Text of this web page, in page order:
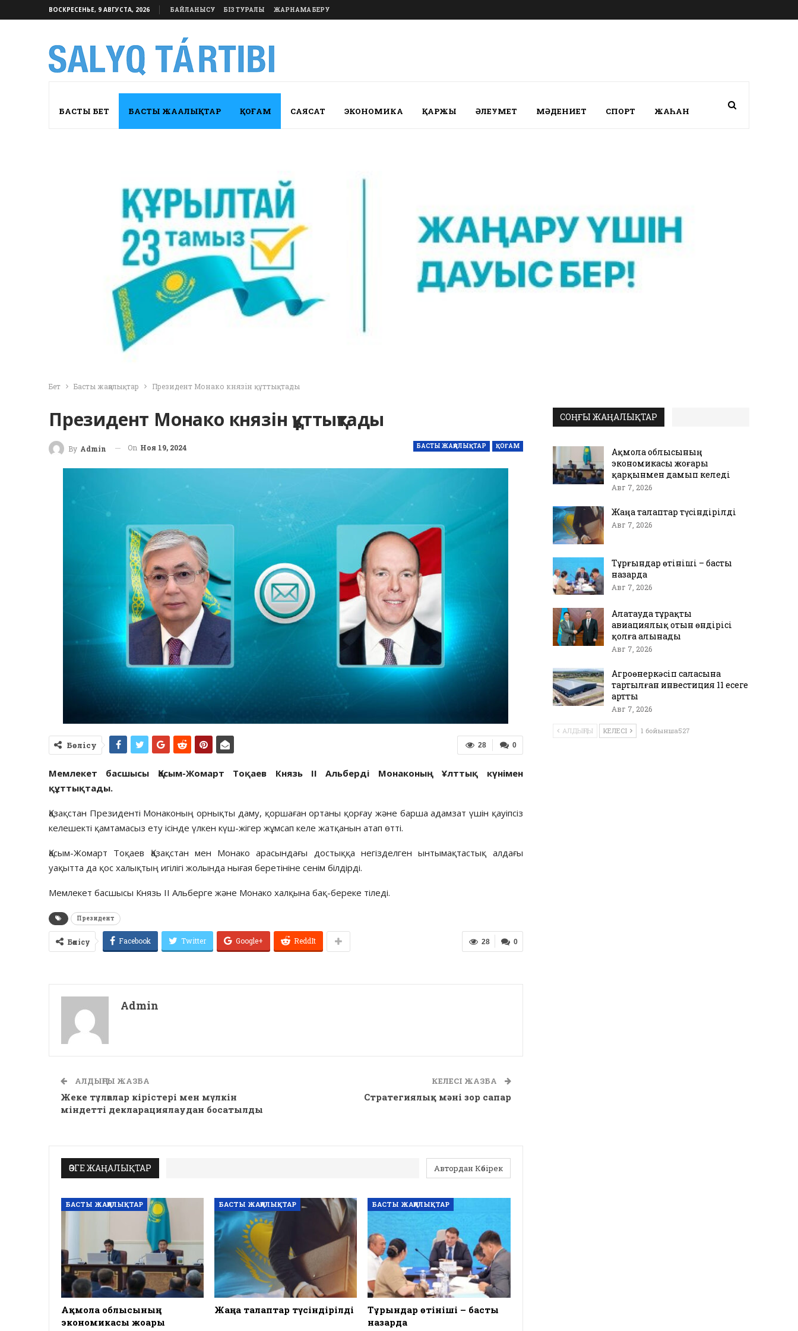
ВОСКРЕСЕНЬЕ, 9 АВГУСТА, 2026 БАЙЛАНЫСУ БІЗ ТУРАЛЫ ЖАРНАМА БЕРУ
БАСТЫ БЕТ БАСТЫ ЖАҢАЛЫҚТАР ҚОҒАМ САЯСАТ ЭКОНОМИКА ҚАРЖЫ ӘЛЕУМЕТ МӘДЕНИЕТ СПОРТ ЖАҺАН
Бет Басты жаңалықтар Президент Монако князін құттықтады
Президент Монако князін құттықтады
БАСТЫ ЖАҢАЛЫҚТАР ҚОҒАМ
By Admin On Ноя 19, 2024
0
28
Бөлісу
Мемлекет басшысы Қасым-Жомарт Тоқаев Князь II Альберді Монаконың Ұлттық күнімен
құттықтады.
Қазақстан Президенті Монаконың орнықты даму, қоршаған ортаны қорғау және барша адамзат үшін қауіпсіз
келешекті қамтамасыз ету ісінде үлкен күш-жігер жұмсап келе жатқанын атап өтті.
Қасым-Жомарт Тоқаев Қазақстан мен Монако арасындағы достыққа негізделген ынтымақтастық алдағы
уақытта да қос халықтың игілігі жолында нығая беретініне сенім білдірді.
Мемлекет басшысы Князь II Альберге және Монако халқына бақ-береке тіледі.
Президент
0
28
Бөлісу Facebook Twitter Google+ ReddIt
Admin
АЛДЫҢҒЫ ЖАЗБА
Жеке тұлғалар кірістері мен мүлкін
міндетті декларациялаудан босатылды
КЕЛЕСІ ЖАЗБА
Стратегиялық мәні зор сапар
ӨЗГЕ ЖАҢАЛЫҚТАР Автордан Көбірек
БАСТЫ ЖАҢАЛЫҚТАР
Ақмола облысының
экономикасы жоғары
БАСТЫ ЖАҢАЛЫҚТАР
Жаңа талаптар түсіндірілді
БАСТЫ ЖАҢАЛЫҚТАР
Тұрғындар өтініші – басты
назарда
СОҢҒЫ ЖАҢАЛЫҚТАР
Ақмола облысының
экономикасы жоғары
қарқынмен дамып келеді
Авг 7, 2026
Жаңа талаптар түсіндірілді
Авг 7, 2026
Тұрғындар өтініші – басты
назарда
Авг 7, 2026
Алатауда тұрақты
авиациялық отын өндірісі
қолға алынады
Авг 7, 2026
Агроөнеркәсіп саласына
тартылған инвестиция 11 есеге
артты
Авг 7, 2026
АЛДЫҢҒЫ КЕЛЕСІ 1 бойынша527